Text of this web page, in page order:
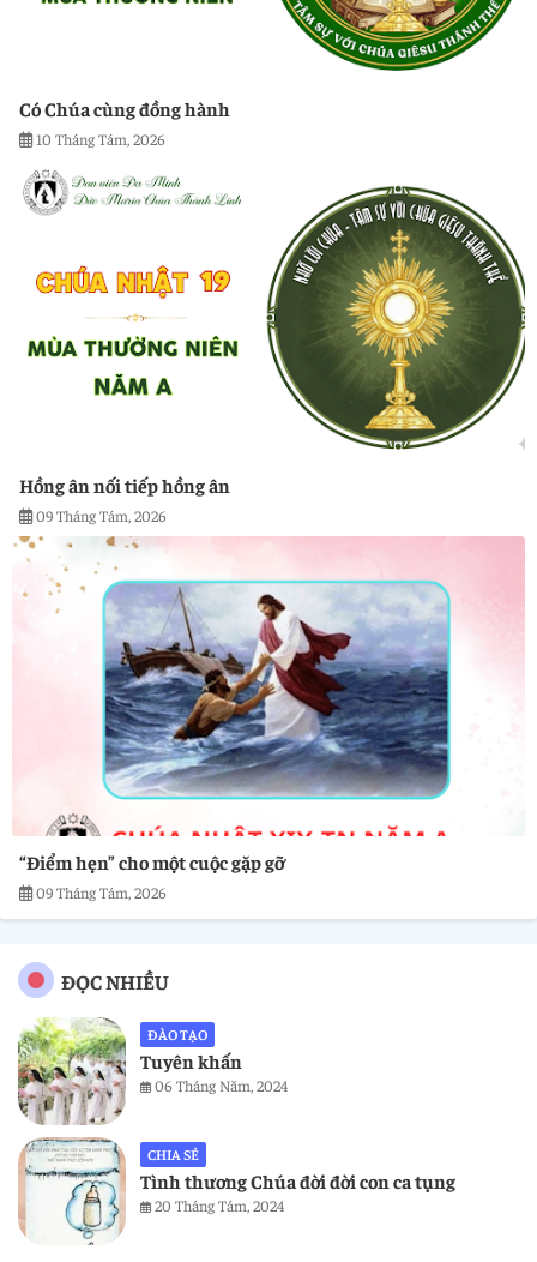
Có Chúa cùng đồng hành
10 Tháng Tám, 2026
Hồng ân nối tiếp hồng ân
09 Tháng Tám, 2026
“Điểm hẹn” cho một cuộc gặp gỡ
09 Tháng Tám, 2026
ĐỌC NHIỀU
ĐÀO TẠO
Tuyên khấn
06 Tháng Năm, 2024
CHIA SẺ
Tình thương Chúa đời đời con ca tụng
20 Tháng Tám, 2024